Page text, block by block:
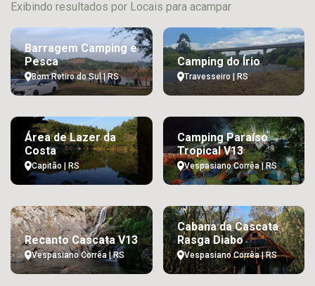
Exibindo resultados por Locais para acampar
Barragem Camping e
Pesca
Bom Retiro do Sul | RS
Camping do Írio
Travesseiro | RS
Área de Lazer da
Costa
Capitão | RS
Camping Paraíso
Tropical V13
Vespasiano Corrêa | RS
Recanto Cascata V13
Vespasiano Corrêa | RS
Cabana da Cascata
Rasga Diabo
Vespasiano Corrêa | RS